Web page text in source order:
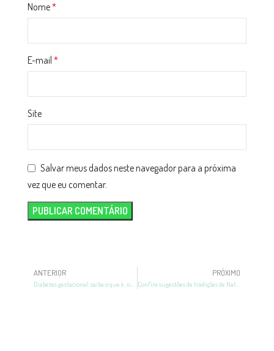
Nome*
E-mail *
Site
Salvar meus dados neste navegador para a próxima
vez que eu comentar.
ANTERIOR PRÓXIMO
Confira sugestões de tradições de Natal para aproveitar com a família